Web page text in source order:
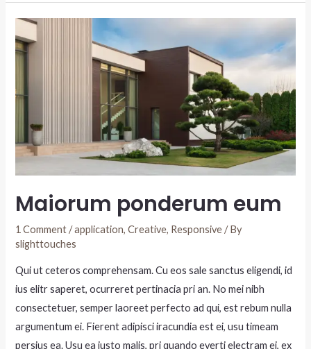
Maiorum ponderum eum
1 Comment /application,Creative, Responsive/ By
slighttouches
Qui ut ceteros comprehensam. Cu eos sale sanctus eligendi, id
ius elitr saperet, ocurreret pertinacia pri an. No mei nibh
consectetuer, semper laoreet perfecto ad qui, est rebum nulla
argumentum ei. Fierent adipisci iracundia est ei, usu timeam
persius ea. Usu ea justo malis, pri quando everti electram ei, ex